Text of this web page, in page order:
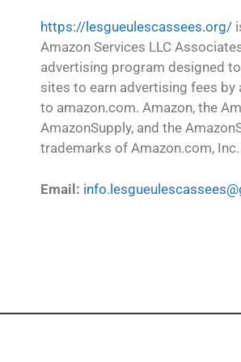
https://lesgueulescassees.org/
Amazon Services LLC
advertising program designed
sites to earn advertising fees by
to amazon.com. Amazon, the
AmazonSupply, and the
trademarks of Amazon.com,
Email: